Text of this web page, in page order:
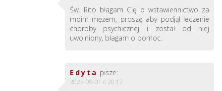
Św. Rito błagam Cię o wstawiennictwo za
moim mężem, proszę aby podjął leczenie
choroby psychicznej i został od niej
uwolniony, błagam o pomoc.
Edyta pisze:
2025-09-01 o 20:17